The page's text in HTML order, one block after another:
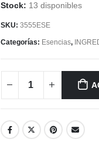
13 disponibles
SKU: 3555ESE
Categorías: Esencias,